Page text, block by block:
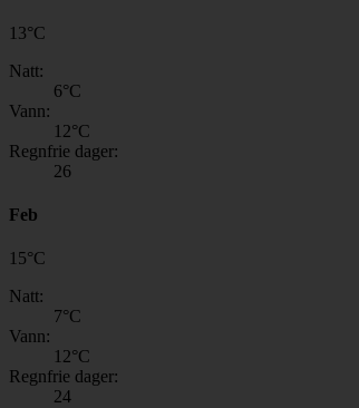
13°C
Natt:
6°C
Vann:
12°C
Regnfrie dager:
26
Feb
15°C
Natt:
7°C
Vann:
12°C
Regnfrie dager:
24